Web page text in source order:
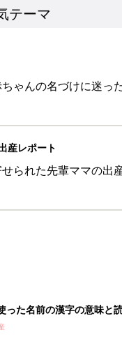
テーマ
ゃんの名づけに迷っ
産レポート
られた先輩ママの出
った名前の漢字の意味